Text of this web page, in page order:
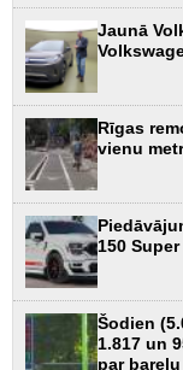
Jaunā
Rīgas
vienu
150
Šodien
1.817 un
par barelu